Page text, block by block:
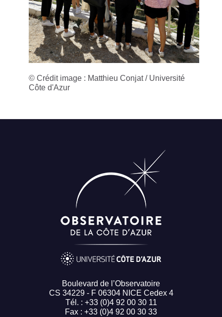
© Crédit image : Matthieu Conjat / Université
Côte d'Azur
Boulevard de l’Observatoire
CS 34229 - F 06304 NICE Cedex 4
Tél. : +33 (0)4 92 00 30 11
Fax : +33 (0)4 92 00 30 33